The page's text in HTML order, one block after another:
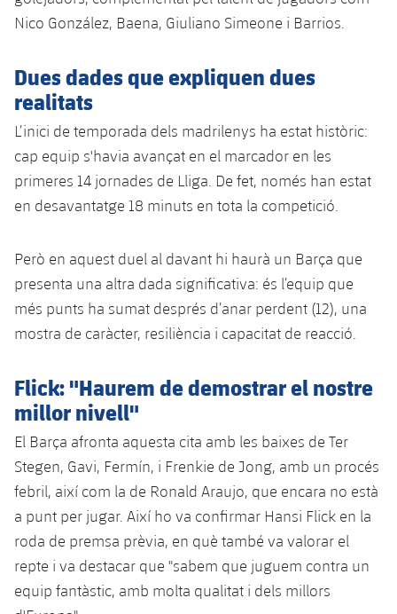
Fotos
VALORANT Game Changers
eFootball
Nico González, Baena, Giuliano Simeone i Barrios.
Dues dades que expliquen dues
realitats
L’inici de temporada dels madrilenys ha estat històric:
cap equip s'havia avançat en el marcador en les
primeres 14 jornades de Lliga. De fet, només han estat
en desavantatge 18 minuts en tota la competició.
Però en aquest duel al davant hi haurà un Barça que
presenta una altra dada significativa: és l’equip que
més punts ha sumat després d’anar perdent (12), una
mostra de caràcter, resiliència i capacitat de reacció.
Flick: "Haurem de demostrar el nostre
millor nivell"
El Barça afronta aquesta cita amb les baixes de Ter
Stegen, Gavi, Fermín, i Frenkie de Jong, amb un procés
febril, així com la de Ronald Araujo, que encara no està
a punt per jugar. Així ho va confirmar Hansi Flick en la
roda de premsa prèvia, en què també va valorar el
repte i va destacar que "sabem que juguem contra un
equip fantàstic, amb molta qualitat i dels millors